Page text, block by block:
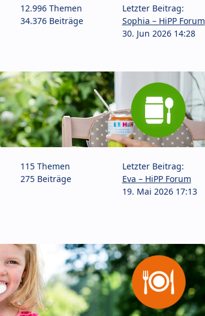
12.996 Themen
34.376 Beiträge
Letzter Beitrag:
Sophia – HiPP Forum
30. Jun 2026 14:28
115 Themen
275 Beiträge
Letzter Beitrag:
Eva – HiPP Forum
19. Mai 2026 17:13